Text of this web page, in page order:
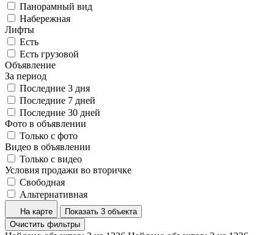
Панорамный вид
Набережная
Лифты
Есть
Есть грузовой
Объявление
За период
Последние 3 дня
Последние 7 дней
Последние 30 дней
Фото в объявлении
Только с фото
Видео в объявлении
Только с видео
Условия продажи во вторичке
Свободная
Альтернативная
На карте
Показать 3 объекта
Очистить фильтры